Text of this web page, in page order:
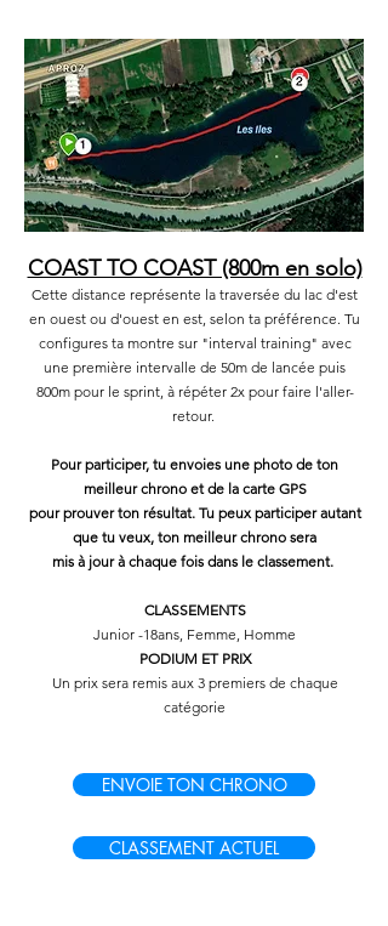
COAST TO COAST (800m en solo)
Cette distance représente la traversée du lac d'est
en ouest ou d'ouest en est, selon ta préférence. Tu
configures ta montre sur "interval training" avec
une première intervalle de 50m de lancée puis
800m pour le sprint, à répéter 2x pour faire l'aller-
retour.
Pour participer, tu envoies une photo de ton
meilleur chrono et de la carte GPS
pour prouver ton résultat. Tu peux participer autant
que tu veux, ton meilleur chrono sera
mis à jour à chaque fois dans le classement.
CLASSEMENTS
Junior -18ans, Femme, Homme
PODIUM ET PRIX
Un prix sera remis aux 3 premiers de chaque
catégorie
ENVOIE TON CHRONO
CLASSEMENT ACTUEL